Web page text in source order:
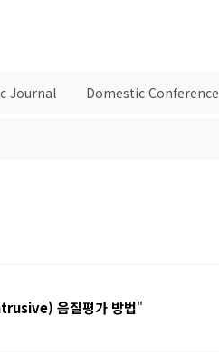
Journal Domestic Conference
음질평가 방법"